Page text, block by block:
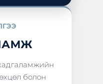
болон